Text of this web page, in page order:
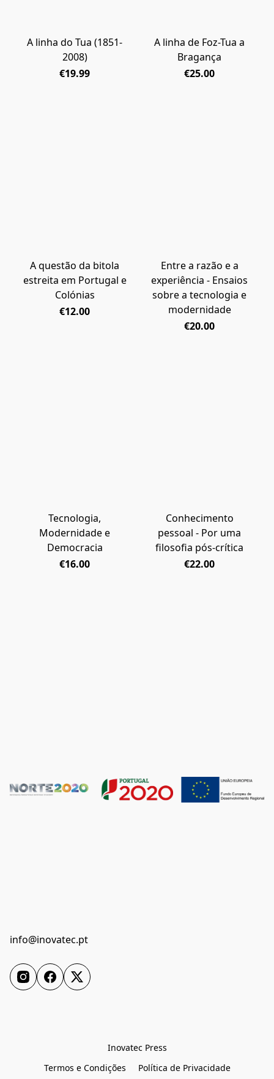
A linha do Tua (1851-
2008)
€19.99
A linha de Foz-Tua a
Bragança
€25.00
A questão da bitola
estreita em Portugal e
Colónias
€12.00
Entre a razão e a
experiência - Ensaios
sobre a tecnologia e
modernidade
€20.00
Tecnologia,
Modernidade e
Democracia
€16.00
Conhecimento
pessoal - Por uma
filosofia pós-crítica
€22.00
info@inovatec.pt
Inovatec Press
Termos e Condições
Política de Privacidade